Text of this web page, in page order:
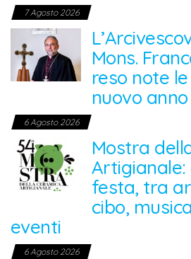
7 Agosto 2026
Mons.
reso note
nuovo
6 Agosto 2026
Mostra
festa, tra
cibo,
eventi
6 Agosto 2026